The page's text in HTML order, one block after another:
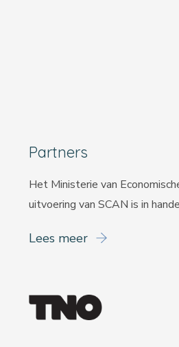
Partners
Het Ministerie van
uitvoering van SCAN is in
Lees meer